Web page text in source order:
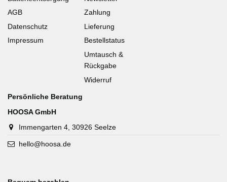
AGB
Datenschutz
Impressum
Zahlung
Lieferung
Bestellstatus
Umtausch &
Rückgabe
Widerruf
Persönliche Beratung
HOOSA GmbH
Immengarten 4, 30926 Seelze
hello@hoosa.de